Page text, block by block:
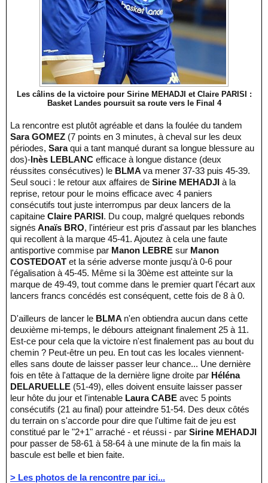
Les câlins de la victoire pour Sirine MEHADJI et Claire PARISI :
Basket Landes poursuit sa route vers le Final 4
La rencontre est plutôt agréable et dans la foulée du tandem
Sara GOMEZ (7 points en 3 minutes, à cheval sur les deux
périodes, Saraqui a tant manqué durant sa longue blessure au
dos)-Inès LEBLANC efficace à longue distance (deux
réussites consécutives) le BLMA va mener 37-33 puis 45-39.
Seul souci : le retour aux affaires de Sirine MEHADJI à la
reprise, retour pour le moins efficace avec 4 paniers
consécutifs tout juste interrompus par deux lancers de la
capitaine Claire PARISI. Du coup, malgré quelques rebonds
signés Anaïs BRO, l'intérieur est pris d'assaut par les blanches
qui recollent à la marque 45-41. Ajoutez à cela une faute
antisportive commise par Manon LEBRE sur Manon
COSTEDOAT et la série adverse monte jusqu'à 0-6 pour
l'égalisation à 45-45. Même si la 30ème est atteinte sur la
marque de 49-49, tout comme dans le premier quart l'écart aux
lancers francs concédés est conséquent, cette fois de 8 à 0.
D'ailleurs de lancer le BLMA n'en obtiendra aucun dans cette
deuxième mi-temps, le débours atteignant finalement 25 à 11.
Est-ce pour cela que la victoire n'est finalement pas au bout du
chemin ? Peut-être un peu. En tout cas les locales viennent-
elles sans doute de laisser passer leur chance... Une dernière
fois en tête à l'attaque de la dernière ligne droite par Héléna
DELARUELLE (51-49), elles doivent ensuite laisser passer
leur hôte du jour et l'intenable Laura CABE avec 5 points
consécutifs (21 au final) pour atteindre 51-54. Des deux côtés
du terrain on s'accorde pour dire que l'ultime fait de jeu est
constitué par le "2+1" arraché - et réussi - par Sirine MEHADJI
pour passer de 58-61 à 58-64 à une minute de la fin mais la
bascule est belle et bien faite.
> Les photos de la rencontre par ici...